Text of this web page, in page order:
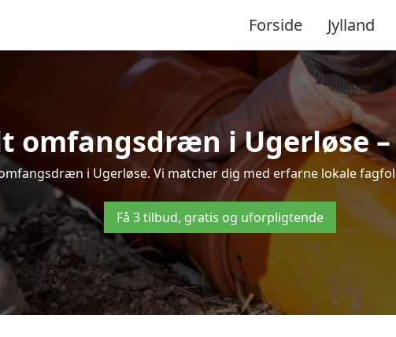
Forside Jylland
omfangsdræn i Ugerløse
i Ugerløse. Vi matcher dig med erfarne lokale
Få 3 tilbud, gratis og uforpligtende